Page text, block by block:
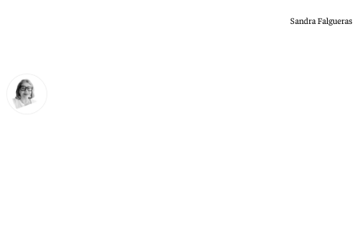
Sandra Falgueras